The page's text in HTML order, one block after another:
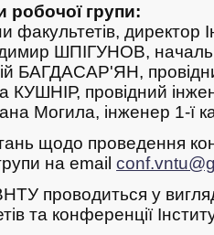
робочої групи:
факультетів,
ШПІГУНОВ,
БАГДАСАР'ЯН,
КУШНІР, провідний
Могила, інженер 1-ї
щодо проведення
на email
проводиться у
та конференції